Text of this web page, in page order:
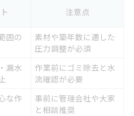
注意点
囲の
素材や築年数に適した
圧力調整が必須
漏水
作業前にゴミ除去と水
流確認が必要
な作
事前に管理会社や大家
と相談推奨